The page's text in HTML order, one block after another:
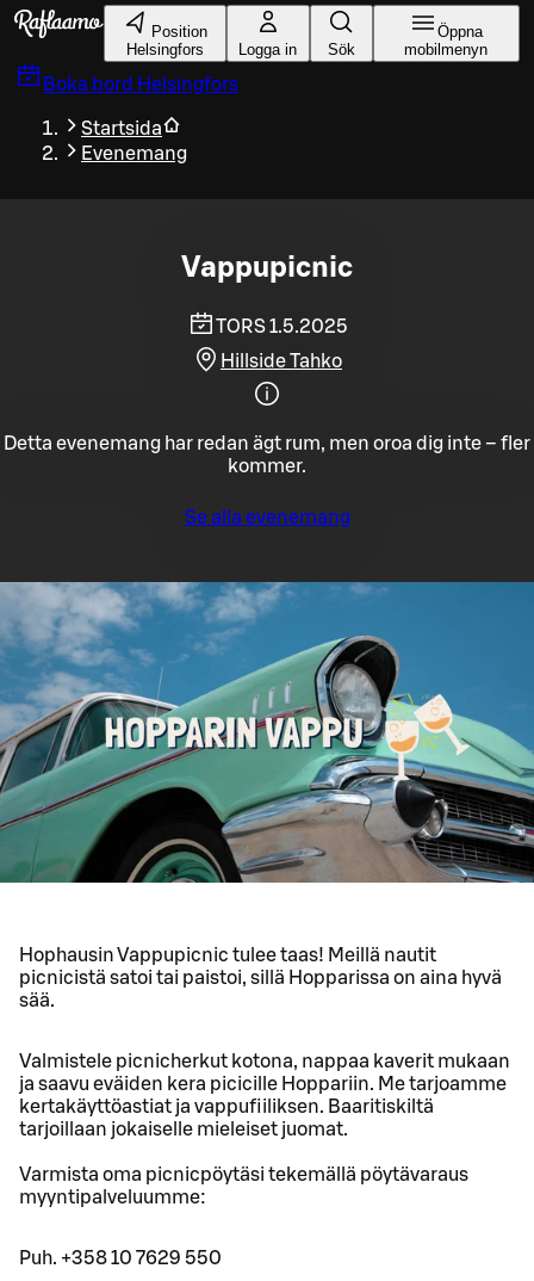
Gå till huvudinnehållet
Position
Helsingfors
Logga in Sök
Öppna
mobilmenyn
Boka bord Helsingfors
Startsida
Evenemang
Vappupicnic
TORS 1.5.2025
Hillside Tahko
Detta evenemang har redan ägt rum, men oroa dig inte – fler
kommer.
Se alla evenemang
Hophausin Vappupicnic tulee taas! Meillä nautit
picnicistä satoi tai paistoi, sillä Hopparissa on aina hyvä
sää.
Valmistele picnicherkut kotona, nappaa kaverit mukaan
ja saavu eväiden kera picicille Hoppariin. Me tarjoamme
kertakäyttöastiat ja vappufiiliksen. Baaritiskiltä
tarjoillaan jokaiselle mieleiset juomat.
Varmista oma picnicpöytäsi tekemällä pöytävaraus
myyntipalveluumme:
Puh. +358 10 7629 550